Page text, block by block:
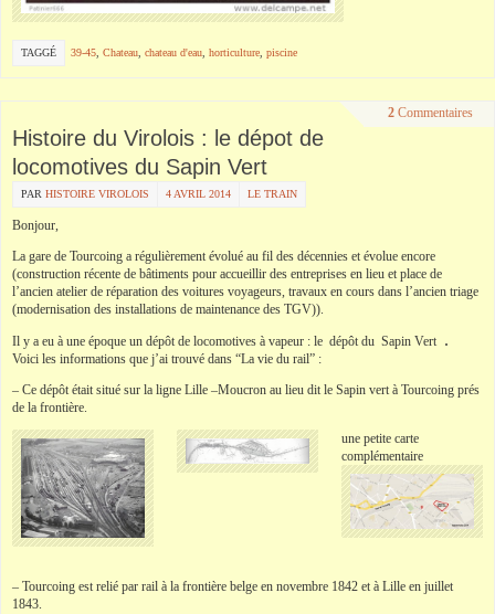
TAGGÉ 39-45 Chateau chateau d'eau horticulture piscine
2 Commentaires
Histoire du Virolois : le dépot de
locomotives du Sapin Vert
PAR HISTOIRE VIROLOIS 4 AVRIL 2014 LE TRAIN
Bonjour,
La gare de Tourcoing a régulièrement évolué au fil des décennies et évolue encore
(construction récente de bâtiments pour accueillir des entreprises en lieu et place de
l’ancien atelier de réparation des voitures voyageurs, travaux en cours dans l’ancien triage
(modernisation des installations de maintenance des TGV)).
Il y a eu à une époque un dépôt de locomotives à vapeur : le dépôt du Sapin Vert .
Voici les informations que j’ai trouvé dans “La vie du rail” :
– Ce dépôt était situé sur la ligne Lille –Moucron au lieu dit le Sapin vert à Tourcoing prés
de la frontière.
une petite carte
complémentaire
– Tourcoing est relié par rail à la frontière belge en novembre 1842 et à Lille en juillet
1843.